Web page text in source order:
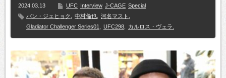
2024.03.13 UFC Interview J-CAGE Special
パン・ジェヒョク
中村倫也 河名マスト
Gladiator Challenger Series01
UFC298 カルロス・ヴェラ.